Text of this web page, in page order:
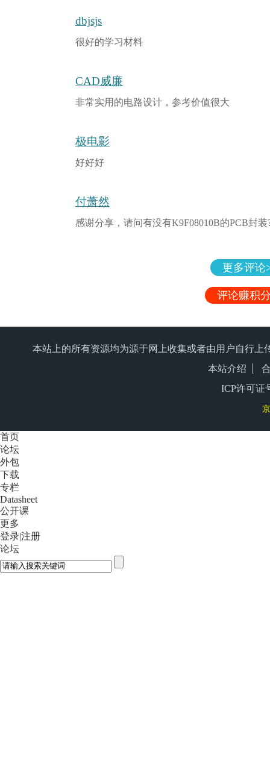
dbjsjs
很好的学习材料
CAD威廉
非常实用的电路设计，参考价值很大
极电影
好好好
付萧然
感谢分享，请问有没有K9F08010B的PCB封装
更多评论
评论赚积
本站上的所有资源均为源于网上收集或者由用户自行
本站介绍
ICP许可证
首页
论坛
外包
下载
专栏
Datasheet
公开课
更多
登录注册
论坛